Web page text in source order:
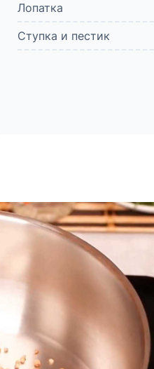
Лопатка
Ступка и пестик